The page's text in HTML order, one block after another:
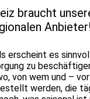
braucht
Anbieter!
erscheint es
zu
von wem und –
werden, die